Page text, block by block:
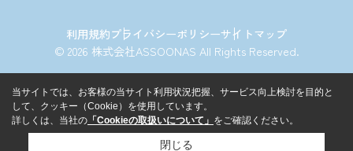
利用規約プライバシーポリシーサイトマップ
© 2026 株式会社ASSOONAS All Rights Reserved.
当サイトでは、お客様の当サイト利用状況把握、サービス向上検討を目的と
して、クッキー（Cookie）を使用しています。
詳しくは、当社の 「Cookieの取扱いについて」 をご確認ください。
閉じる